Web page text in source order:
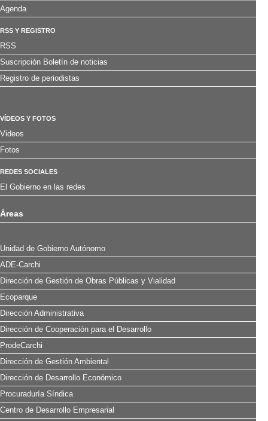
Agenda
RSS Y REGISTRO
RSS
Suscripción Boletín de noticias
Registro de periodistas
VÍDEOS Y FOTOS
Videos
Fotos
REDES SOCIALES
El Gobierno en las redes
Áreas
Unidad de Gobierno Autónomo
ADE-Carchi
Dirección de Gestión de Obras Públicas y Vialidad
Ecoparque
Dirección Administrativa
Dirección de Cooperación para el Desarrollo
ProdeCarchi
Dirección de Gestión Ambiental
Dirección de Desarrollo Económico
Procuraduría Síndica
Centro de Desarrollo Empresarial